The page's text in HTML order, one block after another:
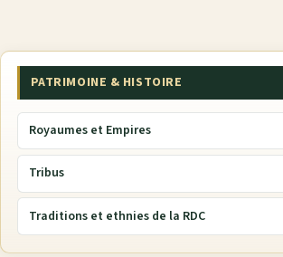
PATRIMOINE & HISTOIRE
Royaumes et Empires
Tribus
Traditions et ethnies de la RDC